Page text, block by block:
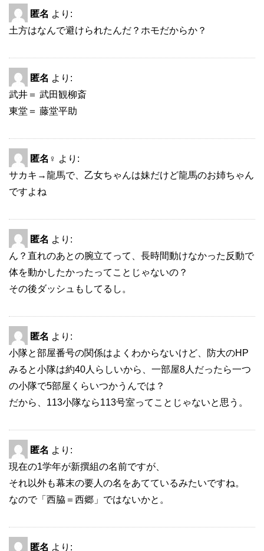
匿名 より:
土方はなんで避けられたんだ？ホモだからか？
匿名 より:
武井＝ 武田観柳斎
東堂＝ 藤堂平助
匿名♀ より:
サカキ→龍馬で、乙女ちゃんは妹だけど龍馬のお姉ちゃん
ですよね
匿名 より:
ん？直れのあとの腕立てって、長時間動けなかった反動で
体を動かしたかったってことじゃないの？
その後ダッシュもしてるし。
匿名 より:
小隊と部屋番号の関係はよくわからないけど、防大のHP
みると小隊は約40人らしいから、一部屋8人だったら一つ
の小隊で5部屋くらいつかうんでは？
だから、113小隊なら113号室ってことじゃないと思う。
匿名 より:
現在の1学年が新撰組の名前ですが、
それ以外も幕末の要人の名をあてているみたいですね。
なので「西脇＝西郷」ではないかと。
匿名 より: